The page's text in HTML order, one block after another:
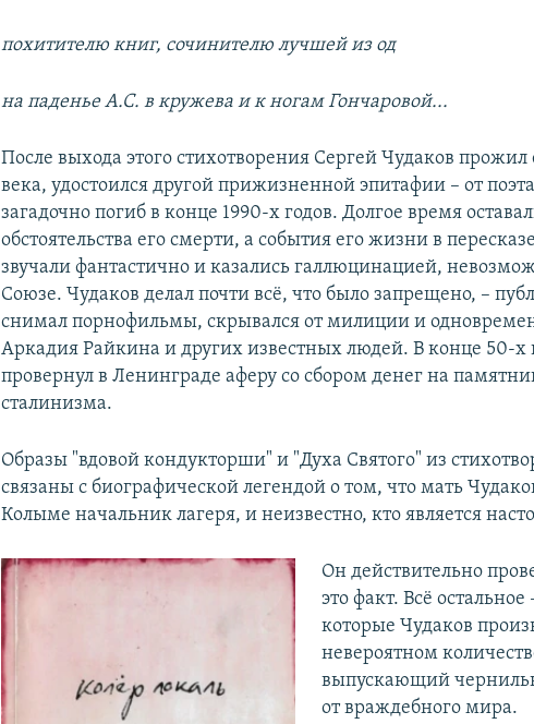
похитителю книг, сочинителю лучшей из од
на паденье А.С. в кружева и к ногам Гончаровой...
После выхода этого стихотворения Сергей Чудаков прожил
века, удостоился другой прижизненной эпитафии – от
загадочно погиб в конце 1990-х годов. Долгое время
обстоятельства его смерти, а события его жизни в
звучали фантастично и казались галлюцинацией,
Союзе. Чудаков делал почти всё, что было запрещено, –
снимал порнофильмы, скрывался от милиции и
Аркадия Райкина и других известных людей. В конце 50-х
провернул в Ленинграде аферу со сбором денег на
сталинизма.
Образы "вдовой кондукторши" и "Духа Святого" из
связаны с биографической легендой о том, что мать
Колыме начальник лагеря, и неизвестно, кто является
Он действительно
это факт. Всё
которые Чудаков
невероятном
выпускающий
от враждебного мира.